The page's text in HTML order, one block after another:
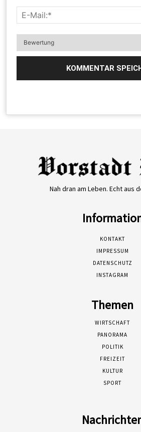
Nah dran am Leben. Echt aus
KONTAKT
IMPRESSUM
DATENSCHUTZ
INSTAGRAM
Themen
WIRTSCHAFT
PANORAMA
POLITIK
FREIZEIT
KULTUR
SPORT